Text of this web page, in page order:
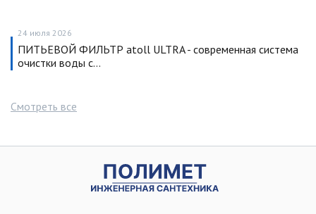
24 июля 2026
ПИТЬЕВОЙ ФИЛЬТР atoll ULTRA - современная система
очистки воды с…
Смотреть все